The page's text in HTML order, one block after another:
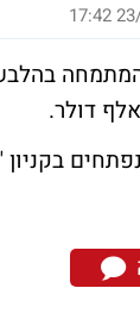
23/